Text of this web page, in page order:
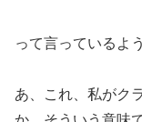
って言っているよ
あ、これ、私がク